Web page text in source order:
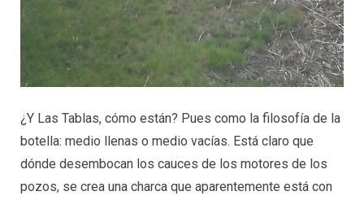
¿Y Las Tablas, cómo están? Pues como la filosofía de la
botella: medio llenas o medio vacías. Está claro que
dónde desembocan los cauces de los motores de los
pozos, se crea una charca que aparentemente está con